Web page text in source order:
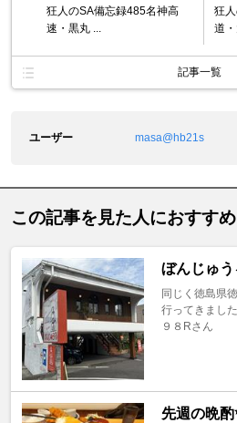
狂人のSA備忘録485名神高
速・黒丸 ...
狂
道
記事一覧
ユーザー masa@hb21s
この記事を見た人におすすめ
ぼんじゅう
同じく徳島県
行ってきまし
９８Rさん
先週の晩酌